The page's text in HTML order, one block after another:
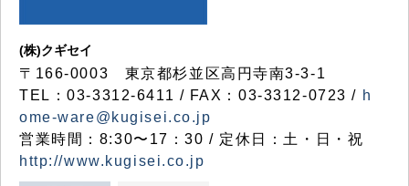
(株)クギセイ
〒166-0003 東京都杉並区高円寺南3-3-1
TEL：03-3312-6411 / FAX：03-3312-0723 / h
ome-ware@kugisei.co.jp
営業時間：8:30〜17：30 / 定休日：土・日・祝
http://www.kugisei.co.jp